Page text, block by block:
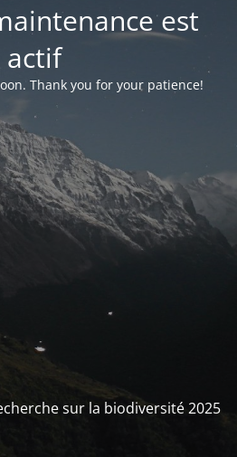
est
actif
Thank you for your patience!
sur la biodiversité 2025